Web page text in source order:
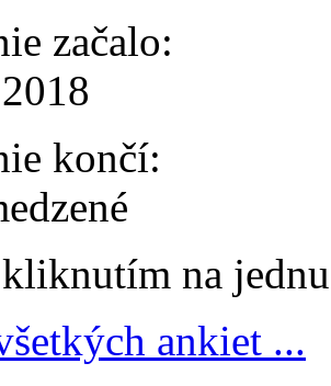
začalo:
končí:
na
ankiet ...